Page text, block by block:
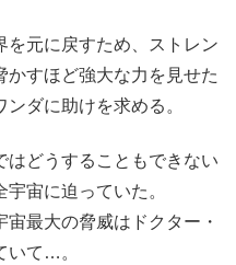
を元に戻すため、ストレン
かすほど強大な力を見せた
ダに助けを求める。
はどうすることもできない
宙に迫っていた。
最大の脅威はドクター・
いて…。